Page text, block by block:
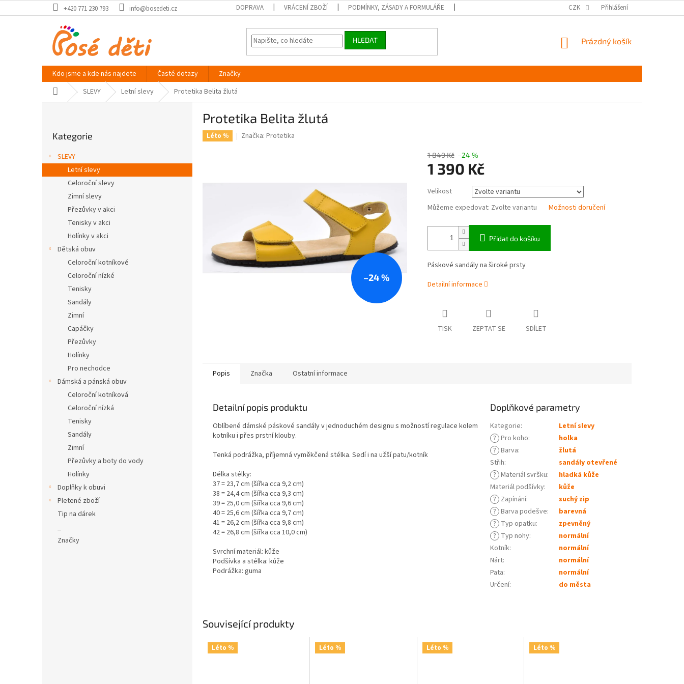
na
+420 771 230 793 info@bosedeti.cz DOPRAVA VRÁCENÍ ZBOŽÍ PODMÍNKY, ZÁSADY A FORMULÁŘE JAK PEČOVAT O OBUV
CZK Přihlášení
HLEDAT
NÁKUPNÍ
Prázdný košík
Kdo jsme a kde nás najdete Časté dotazy
Značky
Domů SLEVY Letní slevy Protetika Belita žlutá
a
n
kategorie
Kategorie
SLEVY
Letní slevy
Celoroční slevy
Zimní slevy
Přezůvky v akci
Tenisky v akci
Holínky v akci
Dětská obuv
Celoroční kotníkové
Celoroční nízké
Tenisky
Sandály
Zimní
Capáčky
Přezůvky
Holínky
Pro nechodce
Dámská a pánská obuv
Celoroční kotníková
Celoroční nízká
Tenisky
Sandály
Zimní
Přezůvky a boty do vody
Holínky
Doplňky k obuvi
Pletené zboží
Tip na dárek
_
Značky
Protetika Belita žlutá
Léto % Značka: Protetika
–24 %
1 849 Kč –24 %
1 390 Kč
cena:
Velikost
Můžeme expedovat: Zvolte variantu Možnosti doručení
Přidat do košíku
Páskové sandály na široké prsty
Detailní informace
TISK ZEPTAT SE SDÍLET
Související produkty
Léto % Léto % Léto % Léto %
Popis Značka Ostatní informace
Detailní popis produktu
Oblíbené dámské páskové sandály v jednoduchém designu s možností regulace kolem
kotníku i přes prstní klouby.
Tenká podrážka, příjemná vyměkčená stélka. Sedí i na užší patu/kotník
Délka stélky:
37 = 23,7 cm (šířka cca 9,2 cm)
38 = 24,4 cm (šířka cca 9,3 cm)
39 = 25,0 cm (šířka cca 9,6 cm)
40 = 25,6 cm (šířka cca 9,7 cm)
41 = 26,2 cm (šířka cca 9,8 cm)
42 = 26,8 cm (šířka cca 10,0 cm)
Svrchní materiál: kůže
Podšívka a stélka: kůže
Podrážka: guma
Doplňkové parametry
Kategorie:
Letní slevy
? Pro koho:
holka
? Barva:
žlutá
Střih:
sandály otevřené
? Materiál svršku:
hladká kůže
Materiál podšívky:
kůže
? Zapínání:
suchý zip
? Barva podešve:
barevná
? Typ opatku:
zpevněný
? Typ nohy:
normální
Kotník:
normální
Nárt:
normální
Pata:
normální
Určení: do města